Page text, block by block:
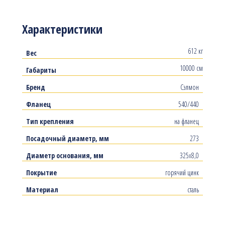
Характеристики
Вес
612 кг
Габариты
10000 см
Бренд
Сэлмон
Фланец
540/440
Тип крепления
на фланец
Посадочный диаметр, мм
273
Диаметр основания, мм
325х8,0
Покрытие
горячий цинк
Материал
сталь